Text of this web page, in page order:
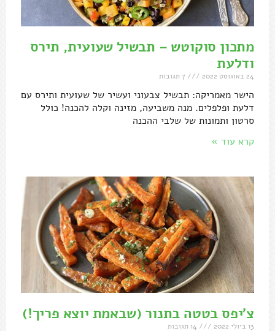
מתכון סוקוטש – תבשיל שעועית, תירס
ודלעת
24 באוגוסט 2022
הישר מאמריקה: תבשיל צבעוני ועשיר של שעועית ותירס עם
דלעת ופלפלים. מנה משביעה, מזינה וקלה להכנה! כולל
סרטון ותמונות של שלבי ההכנה
קרא עוד »
צ'יפס בטטה בתנור (שבאמת יוצא פריך!)
13 ביולי 2022